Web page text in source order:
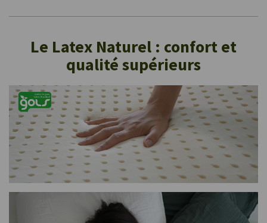
Le Latex Naturel : confort et
qualité supérieurs